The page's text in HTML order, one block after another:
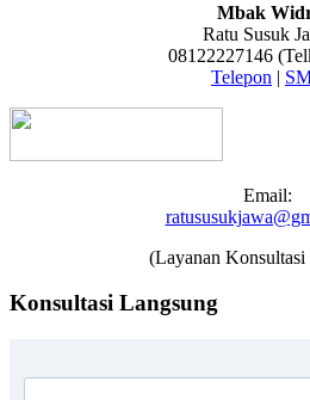
Mbak
Ratu Susuk
08122227146
Telepon |
Email:
(Layanan
Konsultasi Langsung